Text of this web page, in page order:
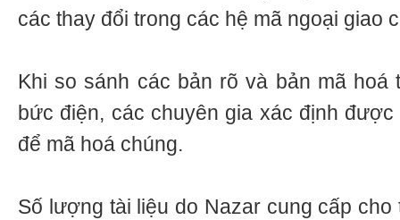
các thay đổi trong các hệ mã ngoại giao
Khi so sánh các bản rõ và bản mã
bức điện, các chuyên gia xác định
để mã hoá chúng.
Số lượng tài liệu do Nazar cung cấp cho